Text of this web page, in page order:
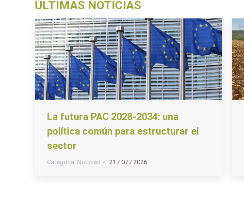
ÚLTIMAS NOTICIAS
La futura PAC 2028-2034: una
política común para estructurar el
sector
Categoria: Noticias 21 / 07 / 2026